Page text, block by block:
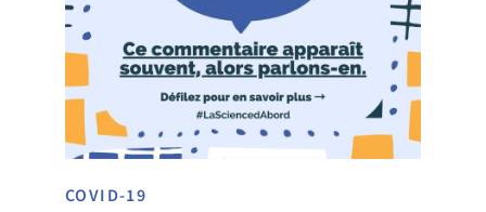
COVID-19